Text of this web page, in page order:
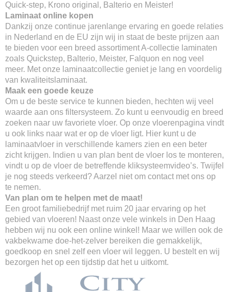
Quick-step, Krono original, Balterio en Meister!
Laminaat online kopen
Dankzij onze continue jarenlange ervaring en goede relaties
in Nederland en de EU zijn wij in staat de beste prijzen aan
te bieden voor een breed assortiment A-collectie laminaten
zoals Quickstep, Balterio, Meister, Falquon en nog veel
meer. Met onze laminaatcollectie geniet je lang en voordelig
van kwaliteitslaminaat.
Maak een goede keuze
Om u de beste service te kunnen bieden, hechten wij veel
waarde aan ons filtersysteem. Zo kunt u eenvoudig en breed
zoeken naar uw favoriete vloer. Op onze vloerenpagina vindt
u ook links naar wat er op de vloer ligt. Hier kunt u de
laminaatvloer in verschillende kamers zien en een beter
zicht krijgen. Indien u van plan bent de vloer los te monteren,
vindt u op de vloer de betreffende kliksysteemvideo’s. Twijfel
je nog steeds verkeerd? Aarzel niet om contact met ons op
te nemen.
Van plan om te helpen met de maat!
Een groot familiebedrijf met ruim 20 jaar ervaring op het
gebied van vloeren! Naast onze vele winkels in Den Haag
hebben wij nu ook een online winkel! Maar we willen ook de
vakbekwame doe-het-zelver bereiken die gemakkelijk,
goedkoop en snel zelf een vloer wil leggen. U bestelt en wij
bezorgen het op een tijdstip dat het u uitkomt.